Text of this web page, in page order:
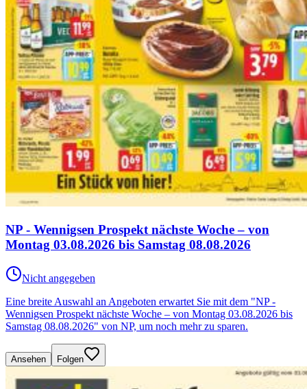
NP - Wennigsen Prospekt nächste Woche – von
Montag 03.08.2026 bis Samstag 08.08.2026
Nicht angegeben
Eine breite Auswahl an Angeboten erwartet Sie mit dem "NP -
Wennigsen Prospekt nächste Woche – von Montag 03.08.2026 bis
Samstag 08.08.2026" von NP, um noch mehr zu sparen.
Ansehen Folgen